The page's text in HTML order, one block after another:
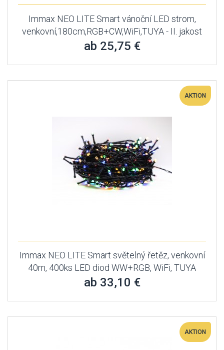
Immax NEO LITE Smart vánoční LED strom,
venkovní,180cm,RGB+CW,WiFi,TUYA - II. jakost
ab 25,75 €
AKTION
Immax NEO LITE Smart světelný řetěz, venkovní
40m, 400ks LED diod WW+RGB, WiFi, TUYA
ab 33,10 €
AKTION